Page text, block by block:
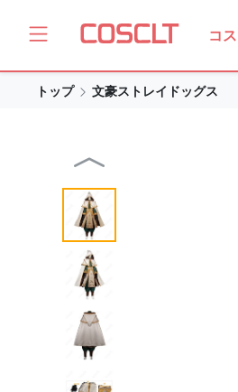
コ
トップ 文豪ストレイドッグス